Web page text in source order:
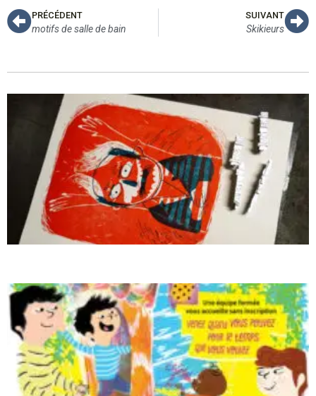
PRÉCÉDENT
motifs de salle de bain
SUIVANT
Skikieurs